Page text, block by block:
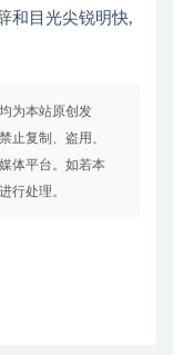
和目光尖锐明快,
为本站原创发
止复制、盗用、
体平台。如若本
行处理。